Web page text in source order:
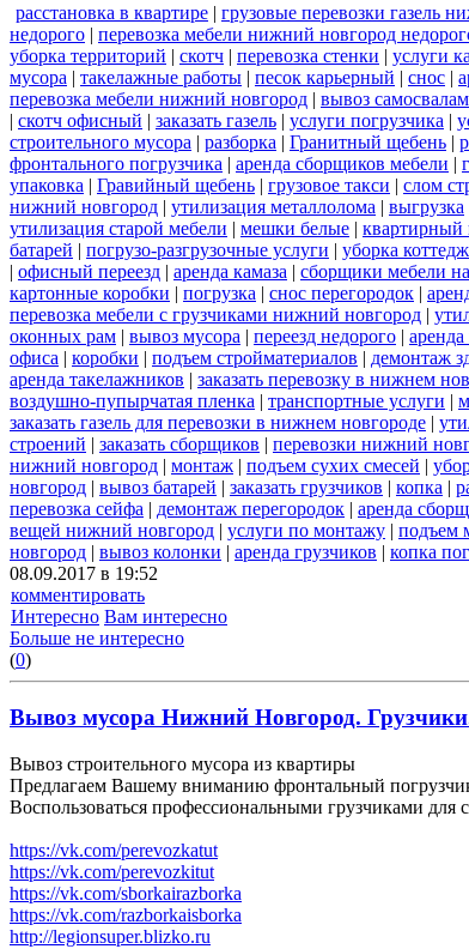
расстановка в квартире | грузовые перевозки газель
недорого | перевозка мебели нижний новгород
уборка территорий | скотч | перевозка стенки | услуги
мусора | такелажные работы | песок карьерный | снос |
перевозка мебели нижний новгород | вывоз
| скотч офисный | заказать газель | услуги погрузчика |
строительного мусора | разборка | Гранитный щебень |
фронтального погрузчика | аренда сборщиков мебели |
упаковка | Гравийный щебень | грузовое такси | слом
нижний новгород | утилизация металлолома | выгрузка
утилизация старой мебели | мешки белые | квартирный
батарей | погрузо-разгрузочные услуги | уборка
| офисный переезд | аренда камаза | сборщики мебели
картонные коробки | погрузка | снос перегородок |
перевозка мебели с грузчиками нижний новгород |
оконных рам | вывоз мусора | переезд недорого | аренда
офиса | коробки | подъем стройматериалов | демонтаж
аренда такелажников | заказать перевозку в нижнем
воздушно-пупырчатая пленка | транспортные услуги |
заказать газель для перевозки в нижнем новгороде |
строений | заказать сборщиков | перевозки нижний
нижний новгород | монтаж | подъем сухих смесей |
новгород | вывоз батарей | заказать грузчиков | копка |
перевозка сейфа | демонтаж перегородок | аренда
вещей нижний новгород | услуги по монтажу | подъем
новгород | вывоз колонки | аренда грузчиков | копка
08.09.2017 в 19:52
комментировать
Интересно Вам интересно
Больше не интересно
(0)
Вывоз мусора Нижний Новгород.
Вывоз строительного мусора из квартиры
Предлагаем Вашему вниманию фронтальный
Воспользоваться профессиональными грузчиками для
https://vk.com/perevozkatut
https://vk.com/perevozkitut
https://vk.com/sborkairazborka
https://vk.com/razborkaisborka
http://legionsuper.blizko.ru